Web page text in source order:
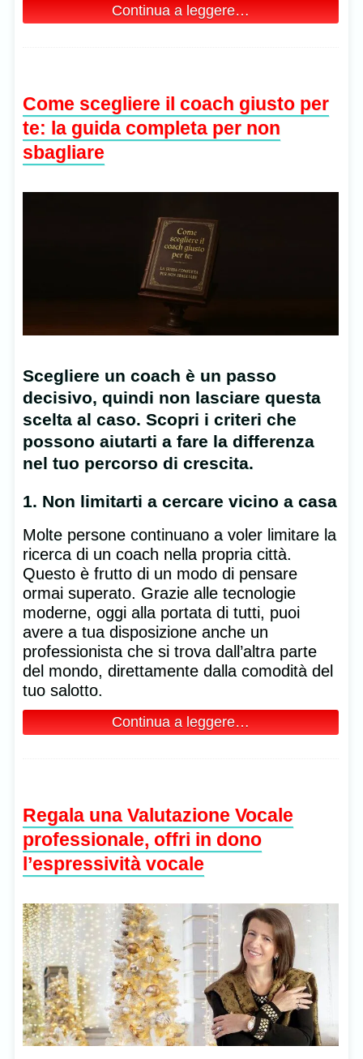
Continua a leggere…
Come scegliere il coach giusto per
te: la guida completa per non
sbagliare
Scegliere un coach è un passo
decisivo, quindi non lasciare questa
scelta al caso. Scopri i criteri che
possono aiutarti a fare la differenza
nel tuo percorso di crescita.
1. Non limitarti a cercare vicino a casa
Molte persone continuano a voler limitare la
ricerca di un coach nella propria città.
Questo è frutto di un modo di pensare
ormai superato. Grazie alle tecnologie
moderne, oggi alla portata di tutti, puoi
avere a tua disposizione anche un
professionista che si trova dall’altra parte
del mondo, direttamente dalla comodità del
tuo salotto.
Continua a leggere…
Regala una Valutazione Vocale
professionale, offri in dono
l’espressività vocale